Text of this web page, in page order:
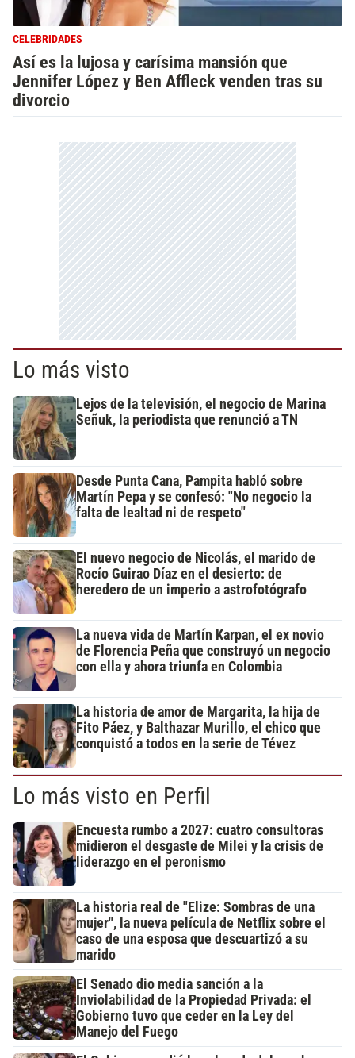
CELEBRIDADES
Así es la lujosa y carísima mansión que
Jennifer López y Ben Affleck venden tras su
divorcio
Lo más visto
Lejos de la televisión, el negocio de Marina
Señuk, la periodista que renunció a TN
Desde Punta Cana, Pampita habló sobre
Martín Pepa y se confesó: "No negocio la
falta de lealtad ni de respeto"
El nuevo negocio de Nicolás, el marido de
Rocío Guirao Díaz en el desierto: de
heredero de un imperio a astrofotógrafo
La nueva vida de Martín Karpan, el ex novio
de Florencia Peña que construyó un negocio
con ella y ahora triunfa en Colombia
La historia de amor de Margarita, la hija de
Fito Páez, y Balthazar Murillo, el chico que
conquistó a todos en la serie de Tévez
Lo más visto en Perfil
Encuesta rumbo a 2027: cuatro consultoras
midieron el desgaste de Milei y la crisis de
liderazgo en el peronismo
La historia real de "Elize: Sombras de una
mujer", la nueva película de Netflix sobre el
caso de una esposa que descuartizó a su
marido
El Senado dio media sanción a la
Inviolabilidad de la Propiedad Privada: el
Gobierno tuvo que ceder en la Ley del
Manejo del Fuego